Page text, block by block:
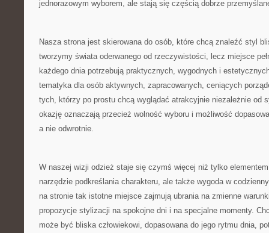
jednorazowym wyborem, ale stają się częścią dobrze
Nasza strona jest skierowana do osób, które chcą znaleźć styl
tworzymy świata oderwanego od rzeczywistości, lecz miejsce
każdego dnia potrzebują praktycznych, wygodnych i
tematyka dla osób aktywnych, zapracowanych, ceniących
tych, którzy po prostu chcą wyglądać atrakcyjnie niezależnie od
okazję oznaczają przecież wolność wyboru i możliwość
a nie odwrotnie.
W naszej wizji odzież staje się czymś więcej niż tylko
narzędzie podkreślania charakteru, ale także wygoda w
na stronie tak istotne miejsce zajmują ubrania na zmienne
propozycje stylizacji na spokojne dni i na specjalne momenty.
może być bliska człowiekowi, dopasowana do jego rytmu dnia,